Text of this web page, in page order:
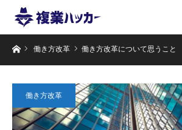
ホーム働き方改革 働き方改革について思うこと
働き方改革